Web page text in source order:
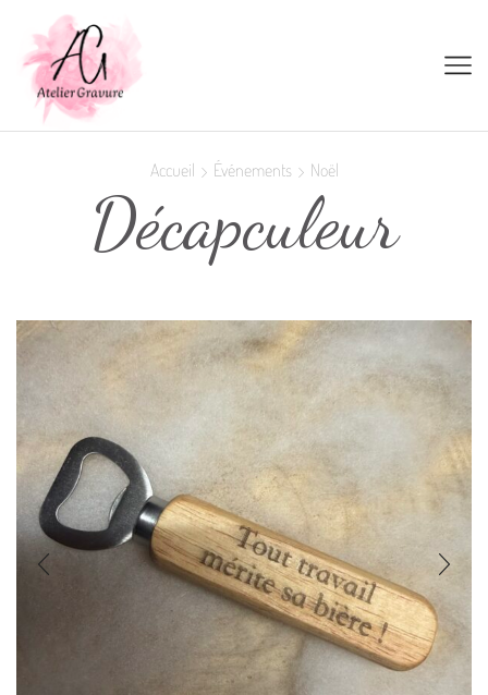
Accueil Événements Noël
Décapculeur